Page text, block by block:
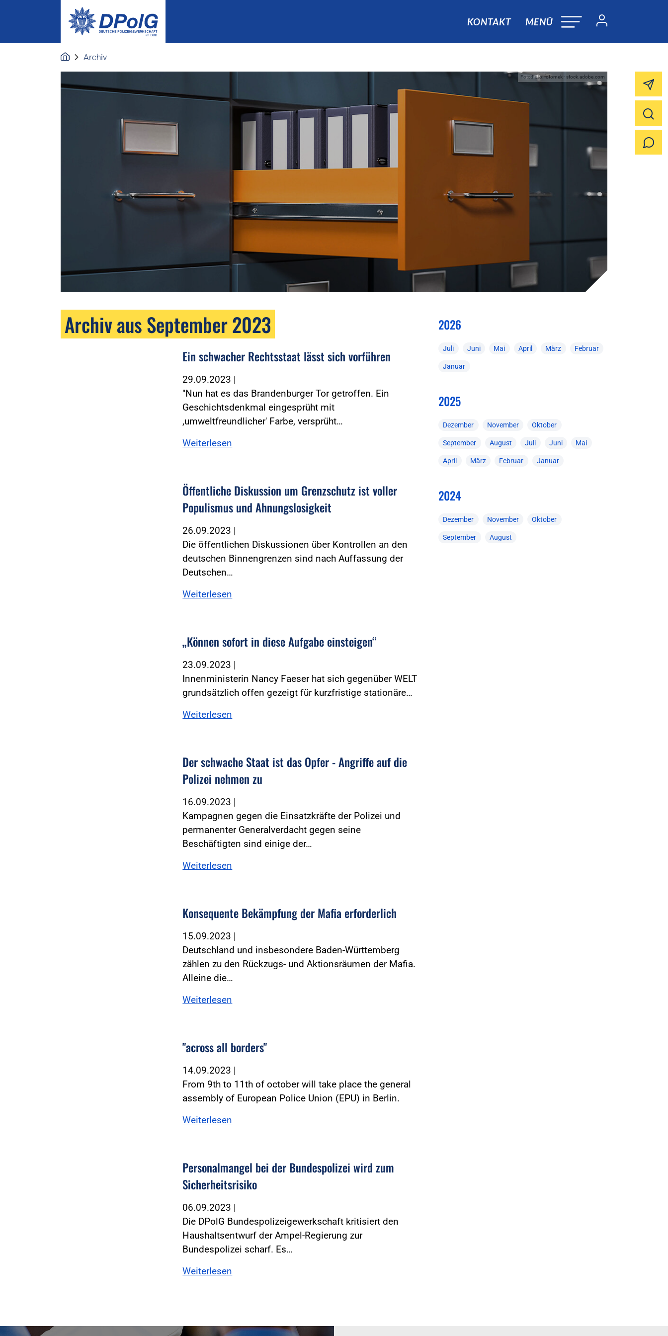
KONTAKT MENÜ
Archiv
Foto:Foto: fotomek - stock.adobe.com
Archiv aus September 2023
Ein schwacher Rechtsstaat lässt sich vorführen
29.09.2023 |
"Nun hat es das Brandenburger Tor getroffen. Ein
Geschichtsdenkmal eingesprüht mit
,umweltfreundlicher' Farbe, versprüht…
Weiterlesen
Öffentliche Diskussion um Grenzschutz ist voller
Populismus und Ahnungslosigkeit
26.09.2023 |
Die öffentlichen Diskussionen über Kontrollen an den
deutschen Binnengrenzen sind nach Auffassung der
Deutschen…
Weiterlesen
„Können sofort in diese Aufgabe einsteigen“
23.09.2023 |
Innenministerin Nancy Faeser hat sich gegenüber WELT
grundsätzlich offen gezeigt für kurzfristige stationäre…
Weiterlesen
Der schwache Staat ist das Opfer - Angriffe auf die
Polizei nehmen zu
16.09.2023 |
Kampagnen gegen die Einsatzkräfte der Polizei und
permanenter Generalverdacht gegen seine
Beschäftigten sind einige der…
Weiterlesen
Konsequente Bekämpfung der Mafia erforderlich
15.09.2023 |
Deutschland und insbesondere Baden-Württemberg
zählen zu den Rückzugs- und Aktionsräumen der Mafia.
Alleine die…
Weiterlesen
"across all borders"
14.09.2023 |
From 9th to 11th of october will take place the general
assembly of European Police Union (EPU) in Berlin.
Weiterlesen
Personalmangel bei der Bundespolizei wird zum
Sicherheitsrisiko
06.09.2023 |
Die DPolG Bundespolizeigewerkschaft kritisiert den
Haushaltsentwurf der Ampel-Regierung zur
Bundespolizei scharf. Es…
Weiterlesen
2026
Juli Juni Mai April März Februar
Januar
2025
Dezember November Oktober
September August Juli Juni Mai
April März Februar Januar
2024
Dezember November Oktober
September August